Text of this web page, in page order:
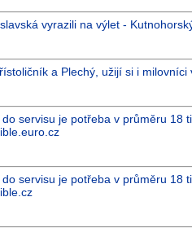
vyrazili na výlet -
a Plechý, užijí si i milovníci
servisu je potřeba v průměru 18
servisu je potřeba v průměru 18